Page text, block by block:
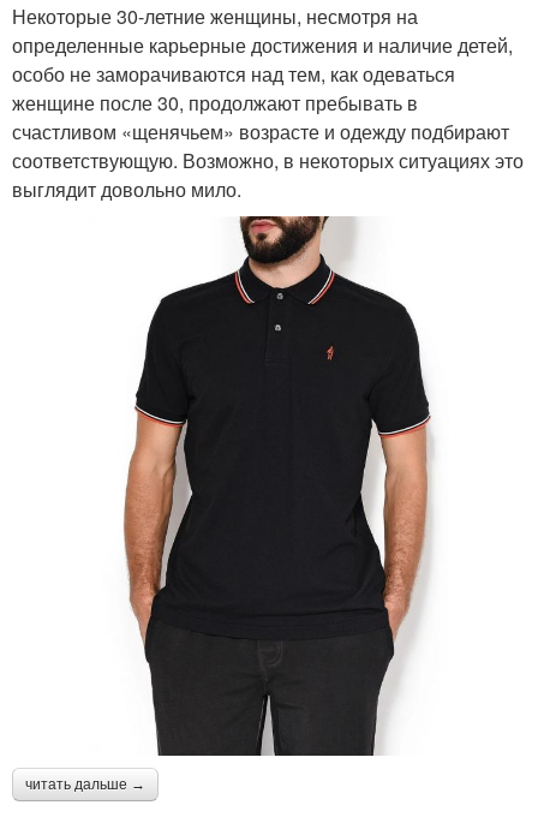
Некоторые 30-летние женщины, несмотря на
определенные карьерные достижения и наличие детей,
особо не заморачиваются над тем, как одеваться
женщине после 30, продолжают пребывать в
счастливом «щенячьем» возрасте и одежду подбирают
соответствующую. Возможно, в некоторых ситуациях это
выглядит довольно мило.
читать дальше →